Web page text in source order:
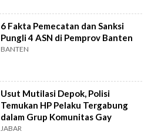
6 Fakta Pemecatan dan Sanksi
Pungli 4 ASN di Pemprov Banten
BANTEN
Usut Mutilasi Depok, Polisi
Temukan HP Pelaku Tergabung
dalam Grup Komunitas Gay
JABAR